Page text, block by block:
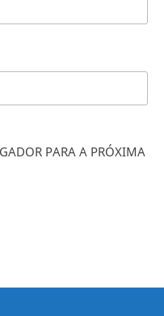
PARA A PRÓXIMA